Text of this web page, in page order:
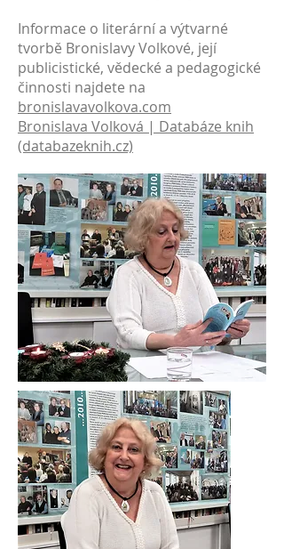
Informace o literární a výtvarné
tvorbě Bronislavy Volkové, její
publicistické, vědecké a pedagogické
činnosti najdete na
bronislavavolkova.com
Bronislava Volková | Databáze knih
(databazeknih.cz)